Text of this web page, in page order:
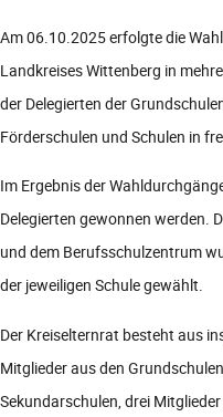
Am 06.10.2025 erfolgte die
Landkreises Wittenberg in
der Delegierten der
Förderschulen und Schulen in
Im Ergebnis der
Delegierten gewonnen werden.
und dem Berufsschulzentrum
der jeweiligen Schule gewählt.
Der Kreiselternrat besteht aus
Mitglieder aus den
Sekundarschulen, drei